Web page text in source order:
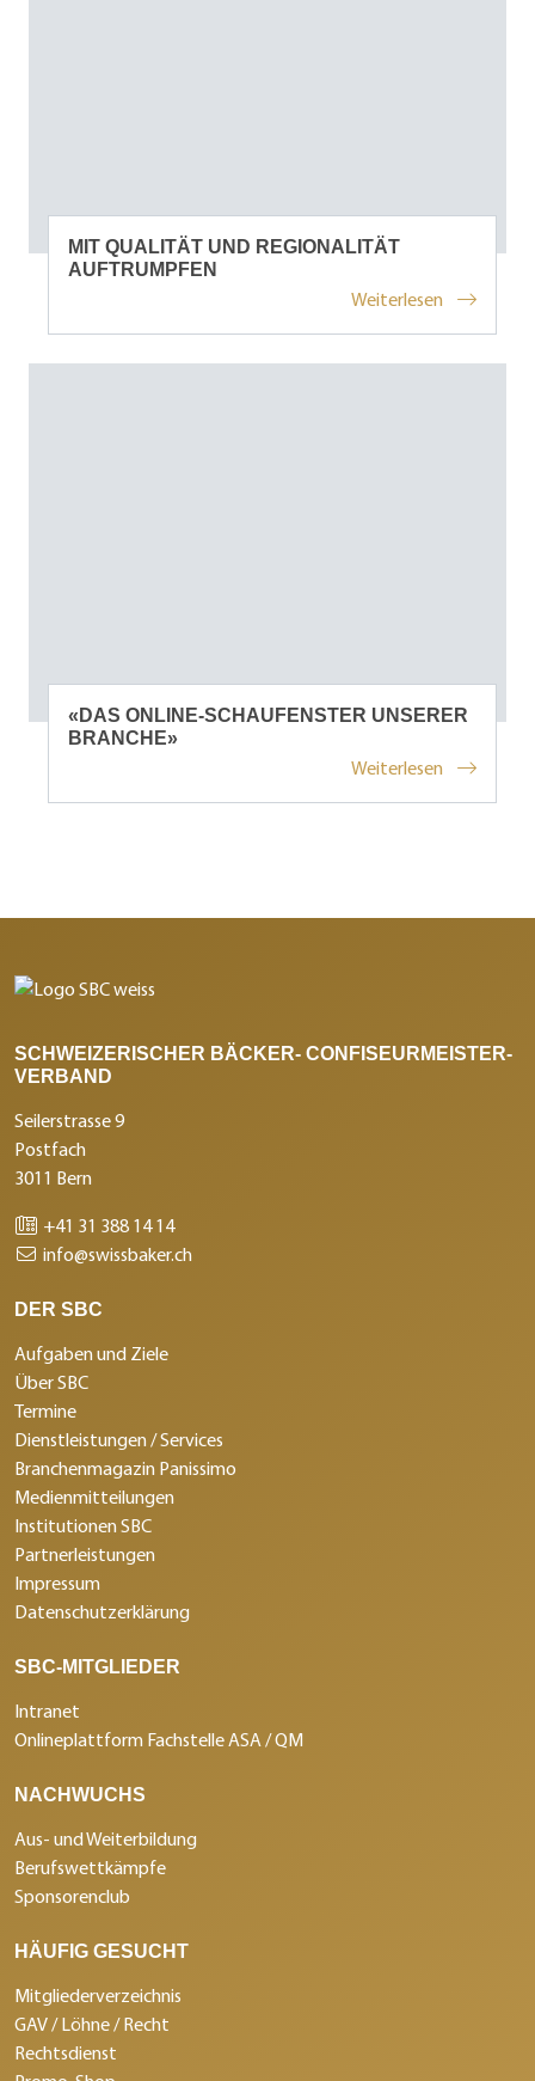
MIT QUALITÄT UND REGIONALITÄT
AUFTRUMPFEN
Weiterlesen
«DAS ONLINE-SCHAUFENSTER UNSERER
BRANCHE»
Weiterlesen
SCHWEIZERISCHER BÄCKER- CONFISEURMEISTER-
VERBAND
Seilerstrasse 9
Postfach
3011 Bern
+41 31 388 14 14
info@swissbaker.ch
DER SBC
Aufgaben und Ziele
Über SBC
Termine
Dienstleistungen / Services
Branchenmagazin Panissimo
Medienmitteilungen
Institutionen SBC
Partnerleistungen
Impressum
Datenschutzerklärung
SBC-MITGLIEDER
Intranet
Onlineplattform Fachstelle ASA / QM
NACHWUCHS
Aus- und Weiterbildung
Berufswettkämpfe
Sponsorenclub
HÄUFIG GESUCHT
Mitgliederverzeichnis
GAV / Löhne / Recht
Rechtsdienst